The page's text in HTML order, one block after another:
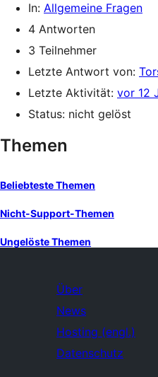
In: Allgemeine Fragen
4 Antworten
3 Teilnehmer
Letzte Antwort von:
Letzte Aktivität: vor 12
Status: nicht gelöst
Themen
Beliebteste Themen
Nicht-Support-Themen
Ungelöste Themen
Über
News
Hosting (engl.)
Datenschutz